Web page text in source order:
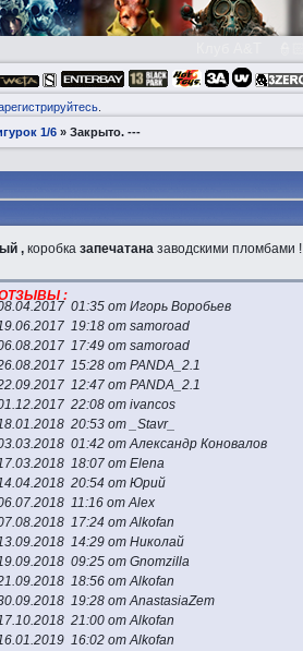
.
1/6 »Закрытo. ---
,коробка запечатаназаводскими пломбами !
:
01:35 от Игорь Воробьев
19:18 от samoroad
17:49 от samoroad
15:28 от PANDA_2.1
12:47 от PANDA_2.1
22:08 от ivancos
20:53 от _Stavr_
01:42 от Александр Коновалов
18:07 от Elena
20:54 от Юрий
11:16 от Alex
17:24 от Alkofan
14:29 от Николай
09:25 от Gnomzilla
18:56 от Alkofan
19:28 от AnastasiaZem
21:00 от Alkofan
16:02 от Alkofan